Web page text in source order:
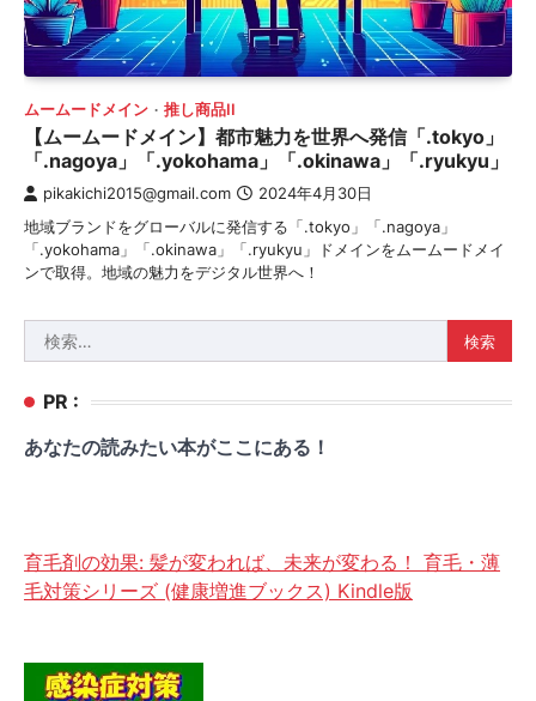
ムームードメイン 推し商品II
【ムームードメイン】都市魅力を世界へ発信「.tokyo」
「.nagoya」「.yokohama」「.okinawa」「.ryukyu」
pikakichi2015@gmail.com 2024年4月30日
地域ブランドをグローバルに発信する「.tokyo」「.nagoya」
「.yokohama」「.okinawa」「.ryukyu」ドメインをムームードメイ
ンで取得。地域の魅力をデジタル世界へ！
索:
PR :
あなたの読みたい本がここにある！
育毛剤の効果: 髪が変われば、未来が変わる！ 育毛・薄
毛対策シリーズ (健康増進ブックス) Kindle版